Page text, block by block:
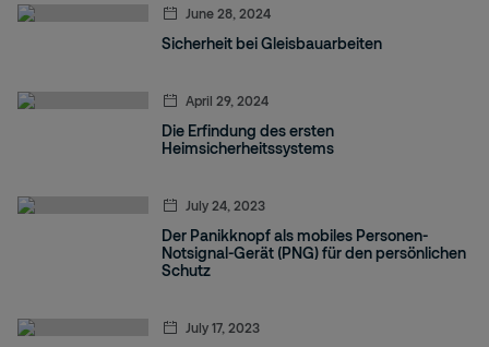
June 28, 2024
Sicherheit bei Gleisbauarbeiten
April 29, 2024
Die Erfindung des ersten
Heimsicherheitssystems
July 24, 2023
Der Panikknopf als mobiles Personen-
Notsignal-Gerät (PNG) für den persönlichen
Schutz
July 17, 2023